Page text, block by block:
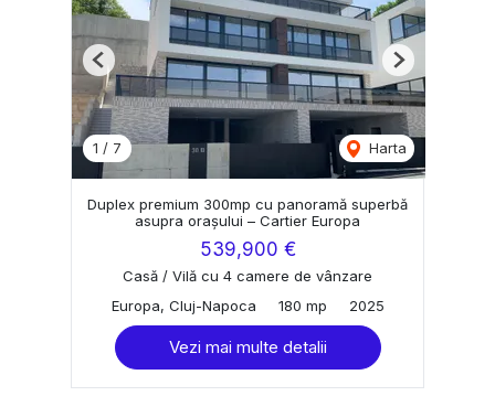
1 / 7 Harta
Previous Next
Duplex premium 300mp cu panoramă superbă
asupra orașului – Cartier Europa
539,900 €
Casă / Vilă cu 4 camere de vânzare
Europa, Cluj-Napoca
180 mp 2025
Vezi mai multe detalii